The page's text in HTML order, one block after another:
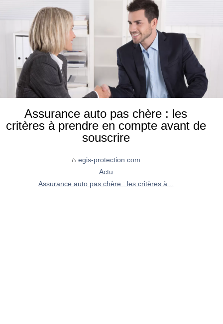
Assurance auto pas chère : les
critères à prendre en compte avant de
souscrire
egis-protection.com
Actu
Assurance auto pas chère : les critères à...